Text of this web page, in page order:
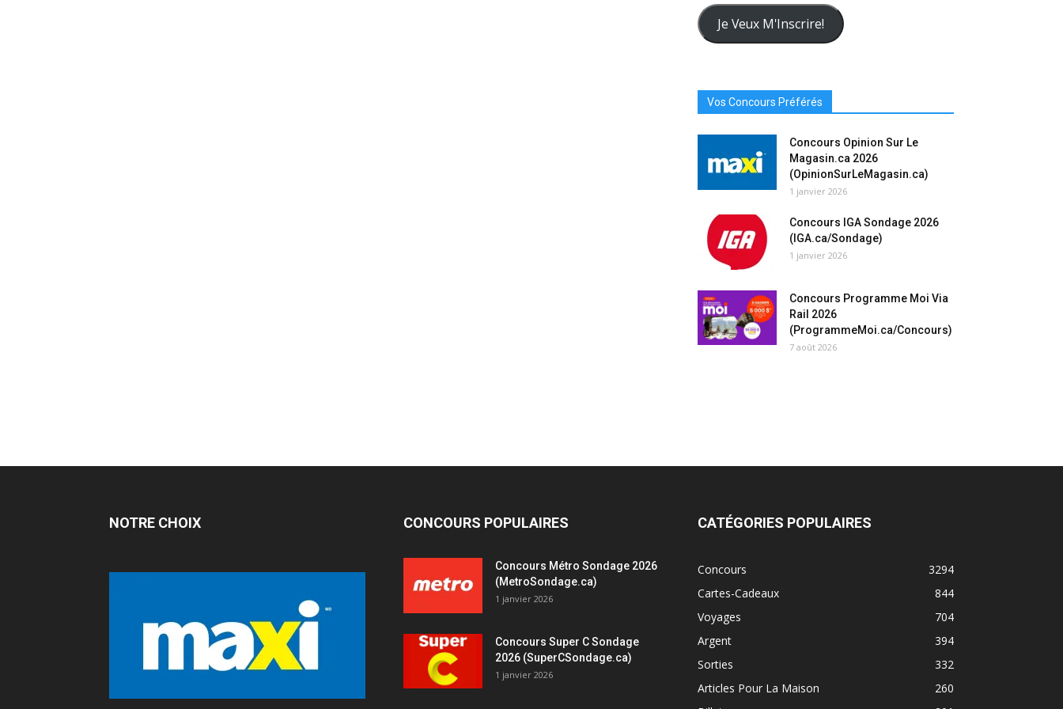
Courriel
Ici
Je Veux M'Inscrire!
Vos Concours Préférés
Concours Opinion Sur Le
Magasin.ca 2026
(OpinionSurLeMagasin.ca)
1 janvier 2026
Concours IGA Sondage 2026
(IGA.ca/Sondage)
1 janvier 2026
Concours Programme Moi Via
Rail 2026
(ProgrammeMoi.ca/Concours)
7 août 2026
NOTRE CHOIX CONCOURS POPULAIRES
Concours Métro Sondage 2026
(MetroSondage.ca)
1 janvier 2026
Concours Super C Sondage
2026 (SuperCSondage.ca)
1 janvier 2026
CATÉGORIES POPULAIRES
Concours
3294
Cartes-Cadeaux
844
Voyages
704
Argent
394
Sorties
332
Articles Pour La Maison
260